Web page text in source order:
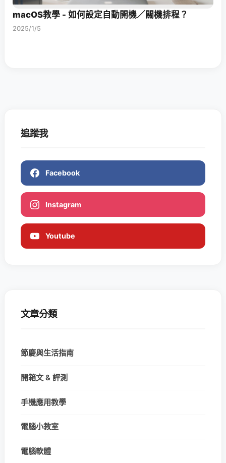
macOS教學 - 如何設定自動開機／關機排程？
2025/1/5
追蹤我
Facebook
Instagram
Youtube
文章分類
節慶與生活指南
開箱文 & 評測
手機應用教學
電腦小教室
電腦軟體